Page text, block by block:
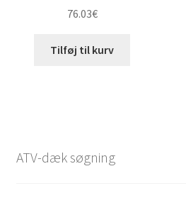
76.03€
Tilføj til kurv
ATV-dæk søgning